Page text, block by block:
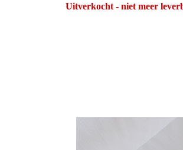
Uitverkocht - niet meer